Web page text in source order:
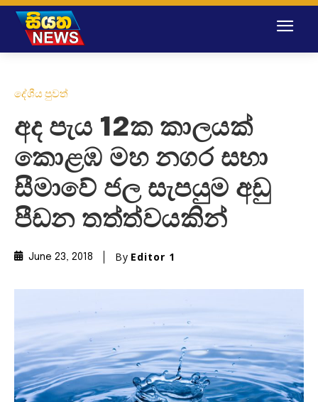
දේශීය පුවත්
අද පැය 12ක කාලයක්
කොළඹ මහ නගර සභා
සීමාවේ ජල සැපයුම අඩු
පීඩන තත්ත්වයකින්
June 23, 2018 By Editor 1